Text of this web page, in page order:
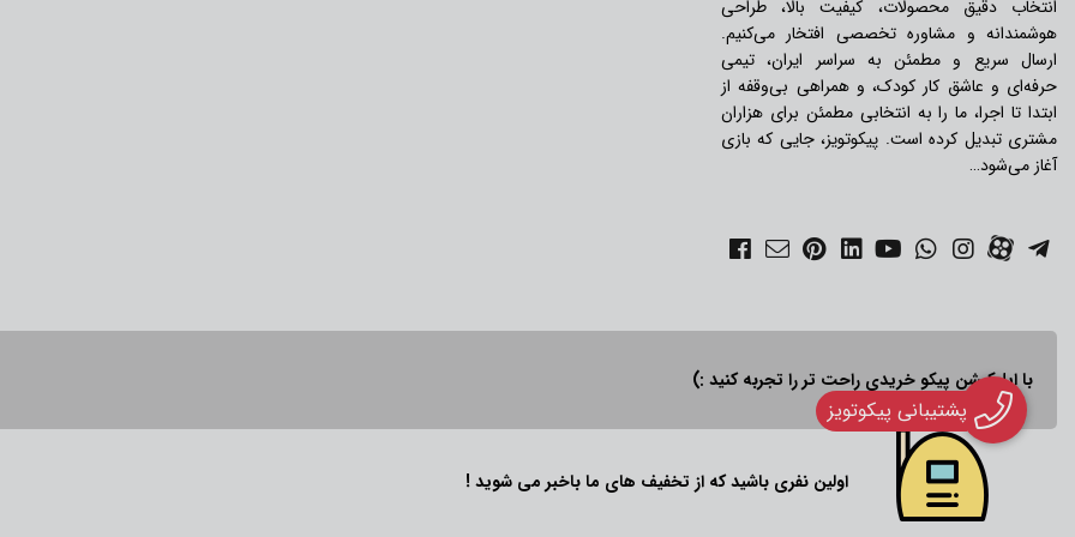
انتخاب دقیق محصولات، کیفیت بالا، طراحی
هوشمندانه و مشاوره تخصصی افتخار می‌کنیم.
ارسال سریع و مطمئن به سراسر ایران، تیمی
حرفه‌ای و عاشق کار کودک، و همراهی بی‌وقفه از
ابتدا تا اجرا، ما را به انتخابی مطمئن برای هزاران
مشتری تبدیل کرده است. پیکوتویز، جایی که بازی
آغاز می‌شود…
با اپلیکیشن پیکو خریدی راحت تر را تجربه کنید :)
اولین نفری باشید که از تخفیف های ما باخبر می شوید !
پشتیبانی پیکوتویز